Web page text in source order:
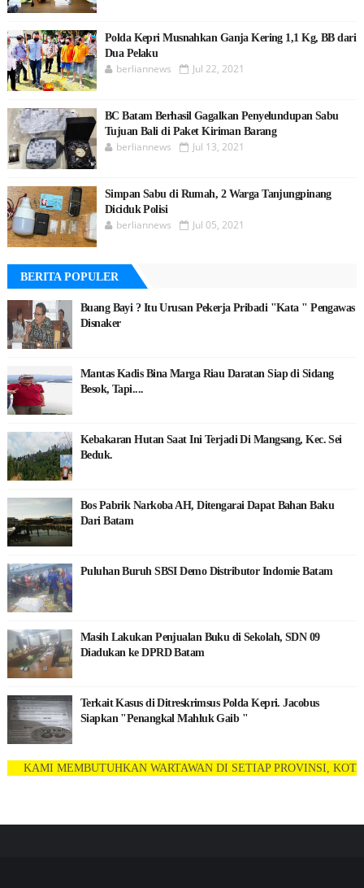
Polda Kepri Musnahkan Ganja Kering 1,1 Kg, BB dari
Dua Pelaku
berliannews Jul 22, 2021
BC Batam Berhasil Gagalkan Penyelundupan Sabu
Tujuan Bali di Paket Kiriman Barang
berliannews Jul 13, 2021
Simpan Sabu di Rumah, 2 Warga Tanjungpinang
Diciduk Polisi
berliannews Jul 05, 2021
BERITA POPULER
Buang Bayi ? Itu Urusan Pekerja Pribadi "Kata " Pengawas
Disnaker
Mantas Kadis Bina Marga Riau Daratan Siap di Sidang
Besok, Tapi....
Kebakaran Hutan Saat Ini Terjadi Di Mangsang, Kec. Sei
Beduk.
Bos Pabrik Narkoba AH, Ditengarai Dapat Bahan Baku
Dari Batam
Puluhan Buruh SBSI Demo Distributor Indomie Batam
Masih Lakukan Penjualan Buku di Sekolah, SDN 09
Diadukan ke DPRD Batam
Terkait Kasus di Ditreskrimsus Polda Kepri. Jacobus
Siapkan "Penangkal Mahluk Gaib "
MEMBUTUHKAN WARTAWAN DI SETIAP PROVINSI, KOTA